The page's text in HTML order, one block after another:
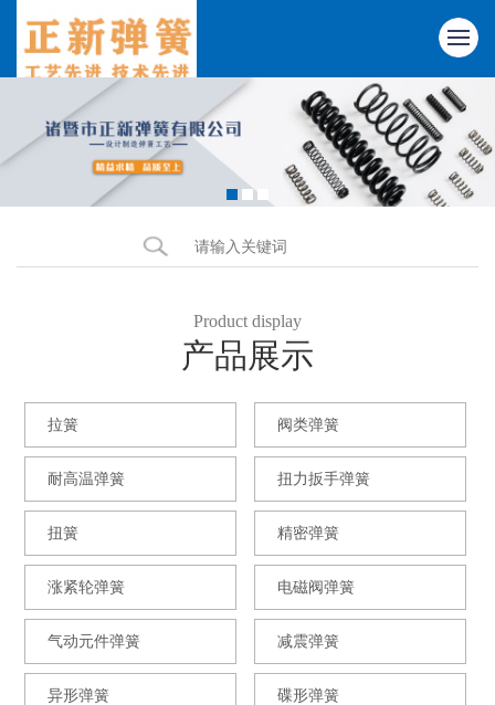
Product display
产品展示
拉簧 阀类弹簧
耐高温弹簧 扭力扳手弹簧
扭簧 精密弹簧
涨紧轮弹簧 电磁阀弹簧
气动元件弹簧 减震弹簧
异形弹簧 碟形弹簧